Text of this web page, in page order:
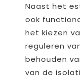
Naast het
ook
het kiezen
reguleren
behouden
van de